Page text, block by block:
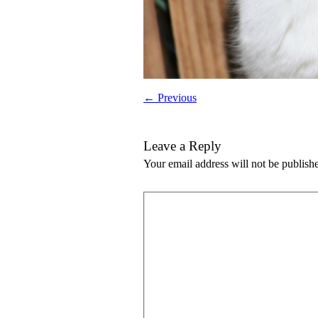
← Previous
Leave a Reply
Your email address will not be